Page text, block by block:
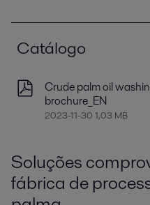
Catálogo
Crude palm oil
brochure_EN
2023-11-30 1,03 MB
Soluções
fábrica de